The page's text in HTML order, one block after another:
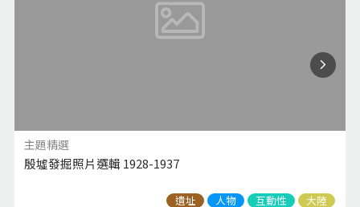
主題精選
殷墟發掘照片選輯 1928-1937
遺址 人物 互動性 大陸